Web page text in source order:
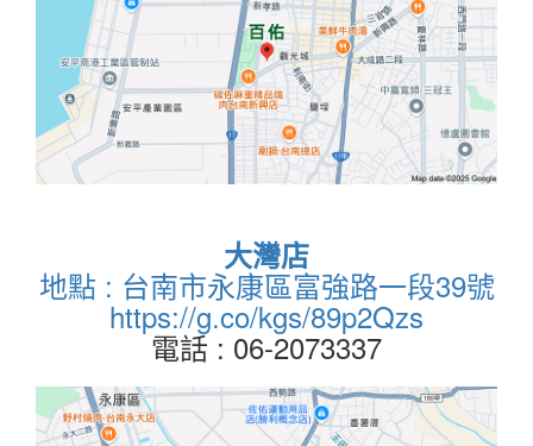
大灣店
地點 : 台南市永康區富強路一段39號
https://g.co/kgs/89p2Qzs
電話 : 06-2073337